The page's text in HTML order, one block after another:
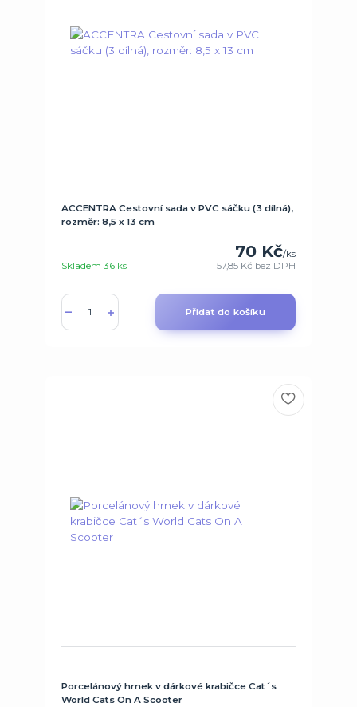
ACCENTRA Cestovní sada v PVC sáčku (3 dílná),
rozměr: 8,5 x 13 cm
70 Kč/ks
57,85 Kč bez DPH
Skladem 36 ks
Přidat do košíku
Porcelánový hrnek v dárkové krabičce Cat´s
World Cats On A Scooter